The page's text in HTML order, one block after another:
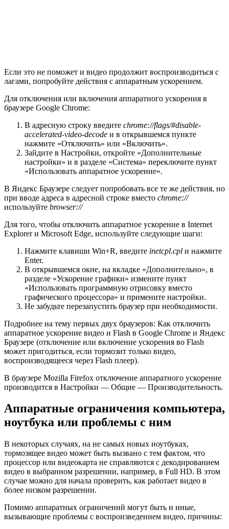
Если это не поможет и видео продолжит воспроизводиться с
лагами, попробуйте действия с аппаратным ускорением.
Для отключения или включения аппаратного ускорения в
браузере Google Chrome:
В адресную строку введите chrome://flags/#disable-
accelerated-video-decode и в открывшемся пункте
нажмите «Отключить» или «Включить».
Зайдите в Настройки, откройте «Дополнительные
настройки» и в разделе «Система» переключите пункт
«Использовать аппаратное ускорение».
В Яндекс Браузере следует попробовать все те же действия, но
при вводе адреса в адресной строке вместо chrome://
используйте browser://
Для того, чтобы отключить аппаратное ускорение в Internet
Explorer и Microsoft Edge, используйте следующие шаги:
Нажмите клавиши Win+R, введите inetcpl.cpl и нажмите
Enter.
В открывшемся окне, на вкладке «Дополнительно», в
разделе «Ускорение графики» измените пункт
«Использовать программную отрисовку вместо
графического процессора» и примените настройки.
Не забудьте перезапустить браузер при необходимости.
Подробнее на тему первых двух браузеров: Как отключить
аппаратное ускорение видео и Flash в Google Chrome и Яндекс
Браузере (отключение или включение ускорения во Flash
может пригодиться, если тормозит только видео,
воспроизводящееся через Flash плеер).
В браузере Mozilla Firefox отключение аппаратного ускорение
производится в Настройки — Общие — Производительность.
Аппаратные ограничения компьютера,
ноутбука или проблемы с ним
В некоторых случаях, на не самых новых ноутбуках,
тормозящее видео может быть вызвано с тем фактом, что
процессор или видеокарта не справляются с декодированием
видео в выбранном разрешении, например, в Full HD. В этом
случае можно для начала проверить, как работает видео в
более низком разрешении.
Помимо аппаратных ограничений могут быть и иные,
вызывающие проблемы с воспроизведением видео, причины: